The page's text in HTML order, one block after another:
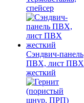
спейсер
Сэндвич-панель
ПВХ, лист ПВХ
жесткий